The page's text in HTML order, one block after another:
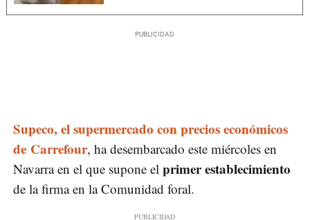
Supeco, el supermercado con precios económicos
de Carrefour, ha desembarcado este miércoles en
Navarra en el que supone el primer establecimiento
de la firma en la Comunidad foral.